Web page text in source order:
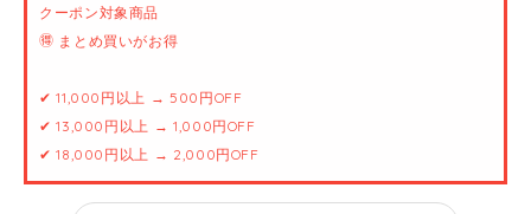
クーポン対象商品
🉐 まとめ買いがお得
✔ 11,000円以上 → 500円OFF
✔ 13,000円以上 → 1,000円OFF
✔ 18,000円以上 → 2,000円OFF